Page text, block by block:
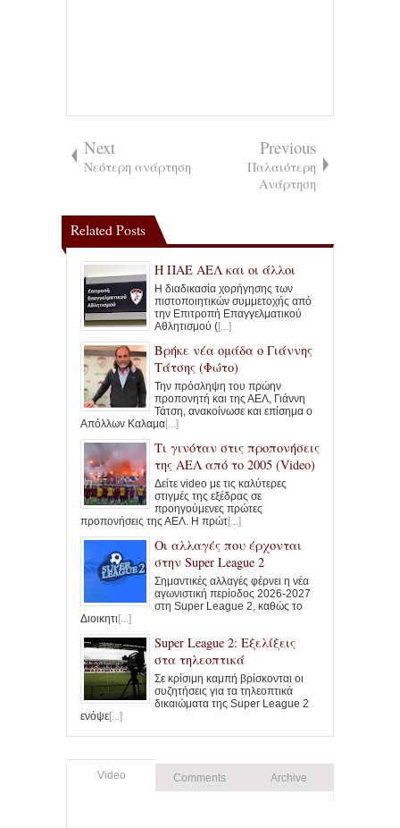
Next
Νεότερη ανάρτηση
Previous
Παλαιότερη
Ανάρτηση
Related Posts
Η ΠΑΕ ΑΕΛ και οι άλλοι
Η διαδικασία χορήγησης των
πιστοποιητικών συμμετοχής από
την Επιτροπή Επαγγελματικού
Αθλητισμού ([...]
Βρήκε νέα ομάδα ο Γιάννης
Τάτσης (Φώτο)
Την πρόσληψη του πρώην
προπονητή και της ΑΕΛ, Γιάννη
Τάτση, ανακοίνωσε και επίσημα ο
Απόλλων Καλαμα[...]
Τι γινόταν στις προπονήσεις
της ΑΕΛ από το 2005 (Video)
Δείτε video με τις καλύτερες
στιγμές της εξέδρας σε
προηγούμενες πρώτες
προπονήσεις της ΑΕΛ. Η πρώτ[...]
Οι αλλαγές που έρχονται
στην Super League 2
Σημαντικές αλλαγές φέρνει η νέα
αγωνιστική περίοδος 2026-2027
στη Super League 2, καθώς το
Διοικητι [...]
Super League 2: Εξελίξεις
στα τηλεοπτικά
Σε κρίσιμη καμπή βρίσκονται οι
συζητήσεις για τα τηλεοπτικά
δικαιώματα της Super League 2
ενόψε[...]
Video Comments Archive